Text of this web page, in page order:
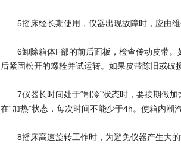
5摇床经长期使用，仪器出现故障时，应由维
6卸除箱体F部的前后面板，检查传动皮带。
后紧固松开的螺栓并试运转。如果皮带陈旧或破
7仪器长时间处于“制冷”状态时，要按期做加
在“加热”状态，每次时间不能少于4h。使箱内潮
8摇床高速旋转工作时，为避免仪器产生大的